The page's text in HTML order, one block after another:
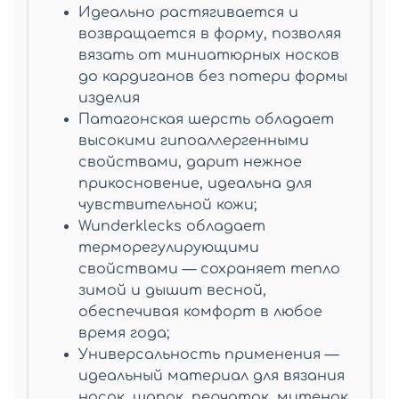
Идеально растягивается и
возвращается в форму, позволяя
вязать от миниатюрных носков
до кардиганов без потери формы
изделия
Патагонская шерсть обладает
высокими гипоаллергенными
свойствами, дарит нежное
прикосновение, идеальна для
чувствительной кожи;
Wunderklecks обладает
терморегулирующими
свойствами — сохраняет тепло
зимой и дышит весной,
обеспечивая комфорт в любое
время года;
Универсальность применения —
идеальный материал для вязания